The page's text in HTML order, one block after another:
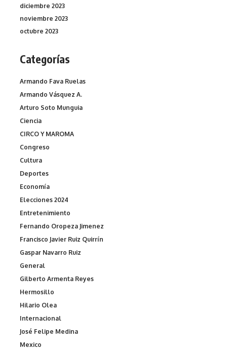
diciembre 2023
noviembre 2023
octubre 2023
Categorías
Armando Fava Ruelas
Armando Vásquez A.
Arturo Soto Munguia
Ciencia
CIRCO Y MAROMA
Congreso
Cultura
Deportes
Economía
Elecciones 2024
Entretenimiento
Fernando Oropeza Jimenez
Francisco Javier Ruiz Quirrín
Gaspar Navarro Ruiz
General
Gilberto Armenta Reyes
Hermosillo
Hilario Olea
Internacional
José Felipe Medina
Mexico